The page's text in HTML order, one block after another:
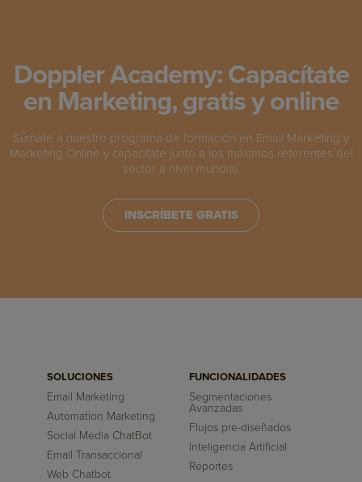
Doppler Academy: Capacítate
en Marketing, gratis y online
Súmate a nuestro programa de formación en Email Marketing y
Marketing Online y capacítate junto a los máximos referentes del
sector a nivel mundial.
INSCRÍBETE GRATIS
SOLUCIONES
Email Marketing
Automation Marketing
Social Media ChatBot
Email Transaccional
Web Chatbot
FUNCIONALIDADES
Segmentaciones
Avanzadas
Flujos pre-diseñados
Inteligencia Artificial
Reportes